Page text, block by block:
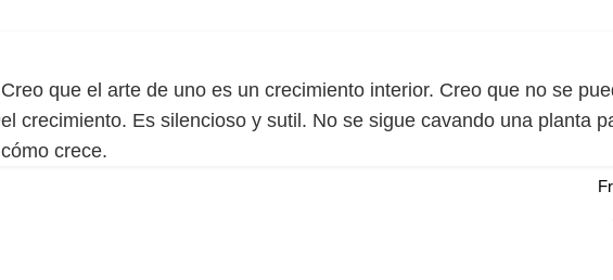
Creo que el arte de uno es un crecimiento interior. Creo que no se
el crecimiento. Es silencioso y sutil. No se sigue cavando una planta
cómo crece.